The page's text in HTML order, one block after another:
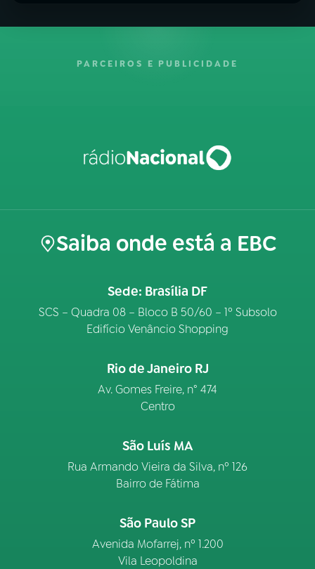
PARCEIROS E PUBLICIDADE
Saiba onde está a EBC
Sede: Brasília DF
SCS – Quadra 08 – Bloco B 50/60 – 1º Subsolo
Edifício Venâncio Shopping
Rio de Janeiro RJ
Av. Gomes Freire, n° 474
Centro
São Luís MA
Rua Armando Vieira da Silva, nº 126
Bairro de Fátima
São Paulo SP
Avenida Mofarrej, nº 1.200
Vila Leopoldina